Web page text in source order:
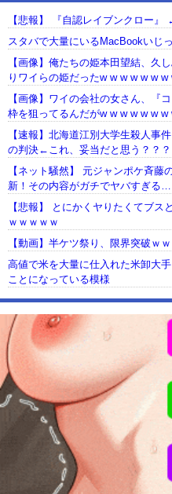
【悲報】 『自認レイブンクロー
スタバで大量にいるMacBookいじ
【画像】俺たちの姫本田望結、久
りワイらの姫だったw w w w w w w
【画像】ワイの会社の女さん、『
枠を狙ってるんだがw w w w w w w
【速報】北海道江別大学生殺人事
の判決←これ、妥当だと思う？？？
【ネット騒然】 元ジャンポケ斉藤
新！その内容がガチでヤバすぎる…
【悲報】 とにかくヤりたくてブス
ｗｗｗｗｗ
【動画】半ケツ祭り、限界突破ｗ
高値で米を大量に仕入れた米卸大
ことになっている模様
【動画】USJの禁止エリアに子ど
ても止まらない事態に
Powered by livedoor 相互RSS